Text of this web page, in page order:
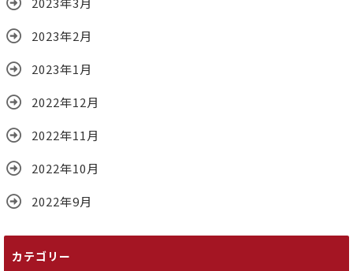
2023年2月
2023年1月
2022年12月
2022年11月
2022年10月
2022年9月
カテゴリー